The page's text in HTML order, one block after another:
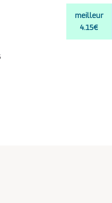
meilleur
4.15€